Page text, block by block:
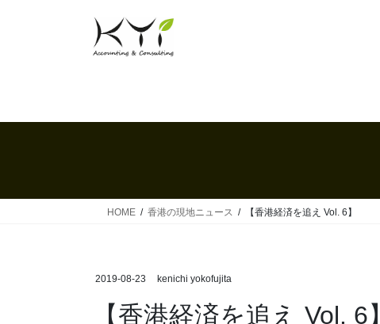
ス
ン
HOME 香港の現地ニュース 【香港経済を追え Vol. 6】
2019-08-23 kenichi yokofujita
【香港経済を追え Vol. 6】